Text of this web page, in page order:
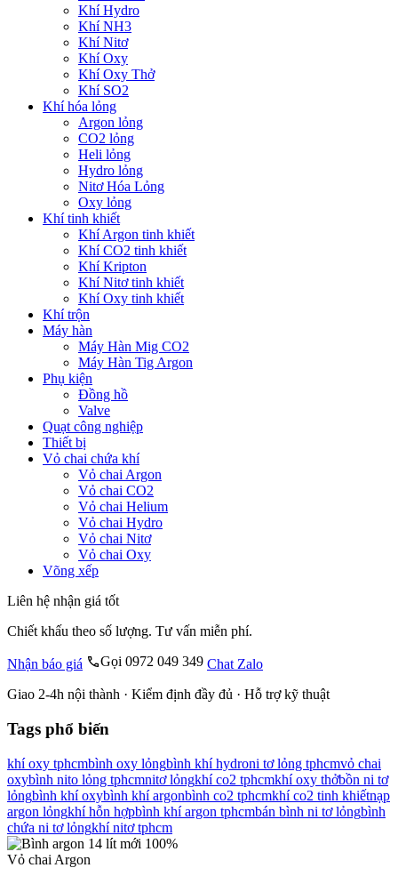
Khí Hydro
Khí NH3
Khí Nitơ
Khí Oxy
Khí Oxy Thở
Khí SO2
Khí hóa lỏng
Argon lỏng
CO2 lỏng
Heli lỏng
Hydro lỏng
Nitơ Hóa Lỏng
Oxy lỏng
Khí tinh khiết
Khí Argon tinh khiết
Khí CO2 tinh khiết
Khí Kripton
Khí Nitơ tinh khiết
Khí Oxy tinh khiết
Khí trộn
Máy hàn
Máy Hàn Mig CO2
Máy Hàn Tig Argon
Phụ kiện
Đồng hồ
Valve
Quạt công nghiệp
Thiết bị
Vỏ chai chứa khí
Vỏ chai Argon
Vỏ chai CO2
Vỏ chai Helium
Vỏ chai Hydro
Vỏ chai Nitơ
Vỏ chai Oxy
Võng xếp
Liên hệ nhận giá tốt
Chiết khấu theo số lượng. Tư vấn miễn phí.
Nhận báo giá Gọi 0972 049 349 Chat Zalo
Giao 2-4h nội thành · Kiểm định đầy đủ · Hỗ trợ kỹ thuật
Tags phổ biến
khí oxy tphcmbình oxy lỏngbình khí hydroni tơ lỏng tphcmvỏ chai
oxybình nito lỏng tphcmnitơ lỏngkhí co2 tphcmkhí oxy thởbồn ni tơ
lỏngbình khí oxybình khí argonbình co2 tphcmkhí co2 tinh khiếtnạp
argon lỏngkhí hỗn hợpbình khí argon tphcmbán bình ni tơ lỏngbình
chứa ni tơ lỏngkhí nitơ tphcm
Vỏ chai Argon